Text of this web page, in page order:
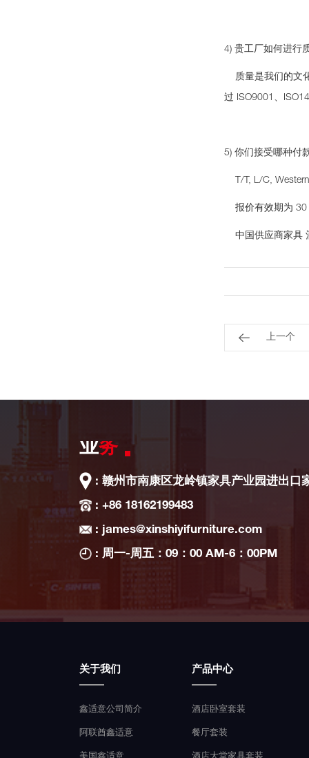
4) 贵工厂如何进行
质量是我们的文
过 ISO9001、
5) 你们接受哪种付
T/T, L/C,
报价有效期为 30
中国供应商家具
上一个
业务
: 赣州市南康区龙岭镇家具产业园进出口
: +86 18162199483
: james@xinshiyifurniture.com
: 周一-周五：09：00 AM-6：00PM
关于我们
鑫适意公司简介
阿联酋鑫适意
产品中心
酒店卧室套装
餐厅套装